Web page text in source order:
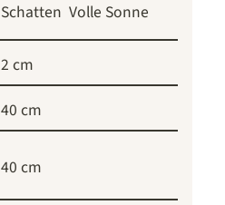
Schatten Volle Sonne
2 cm
40 cm
40 cm